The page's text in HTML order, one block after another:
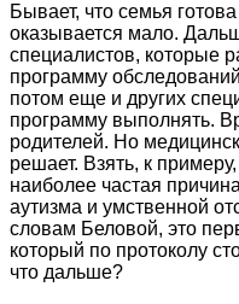
Бывает, что семья
оказывается мало.
специалистов, которые
программу
потом еще и других
программу выполнять.
родителей. Но
решает. Взять, к
наиболее частая
аутизма и умственной
словам Беловой, это
который по протоколу
что дальше?